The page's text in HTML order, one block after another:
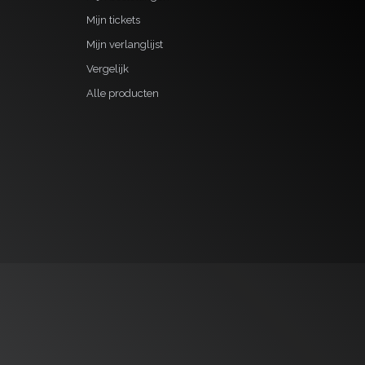
Mijn tickets
Mijn verlanglijst
Vergelijk
Alle producten